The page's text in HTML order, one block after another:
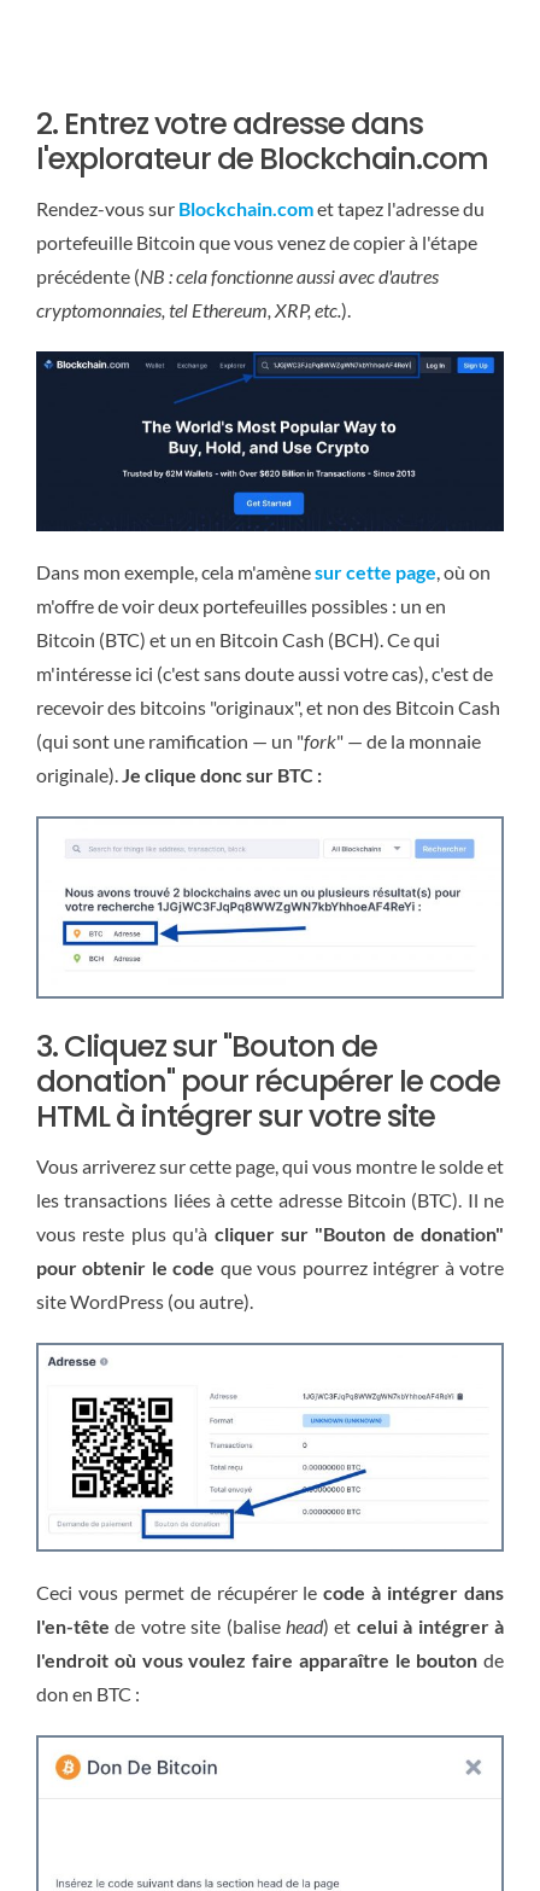
2. Entrez votre adresse dans
l'explorateur de Blockchain.com
Rendez-vous sur Blockchain.comet tapez l'adresse du
portefeuille Bitcoin que vous venez de copier à l'étape
précédente (NB : cela fonctionne aussi avec d'autres
cryptomonnaies, tel Ethereum, XRP, etc.).
Dans mon exemple, cela m'amènesur cette page , où on
m'offre de voir deux portefeuilles possibles : un en
Bitcoin (BTC) et un en Bitcoin Cash (BCH). Ce qui
m'intéresse ici (c'est sans doute aussi votre cas), c'est de
recevoir des bitcoins "originaux", et non des Bitcoin Cash
(qui sont une ramification — un "fork" — de la monnaie
originale). Je clique donc sur BTC :
3. Cliquez sur "Bouton de
donation" pour récupérer le code
HTML à intégrer sur votre site
Vous arriverez sur cette page, qui vous montre le solde et
les transactions liées à cette adresse Bitcoin (BTC). Il ne
vous reste plus qu'à cliquer sur "Bouton de donation"
pour obtenir le code que vous pourrez intégrer à votre
site WordPress (ou autre).
Ceci vous permet de récupérer lecode à intégrer dans
l'en-tête de votre site (balise head) et celui à intégrer à
l'endroit où vous voulez faire apparaître le bouton de
don en BTC :